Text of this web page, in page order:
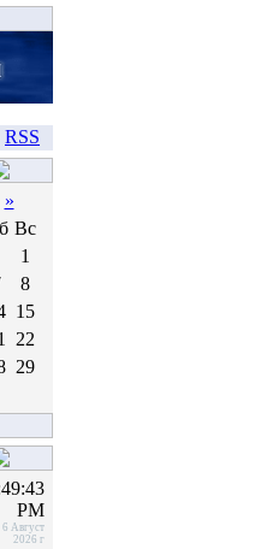
RSS
»
Вс
1
8
15
22
29
PM
6 Август
2026 г